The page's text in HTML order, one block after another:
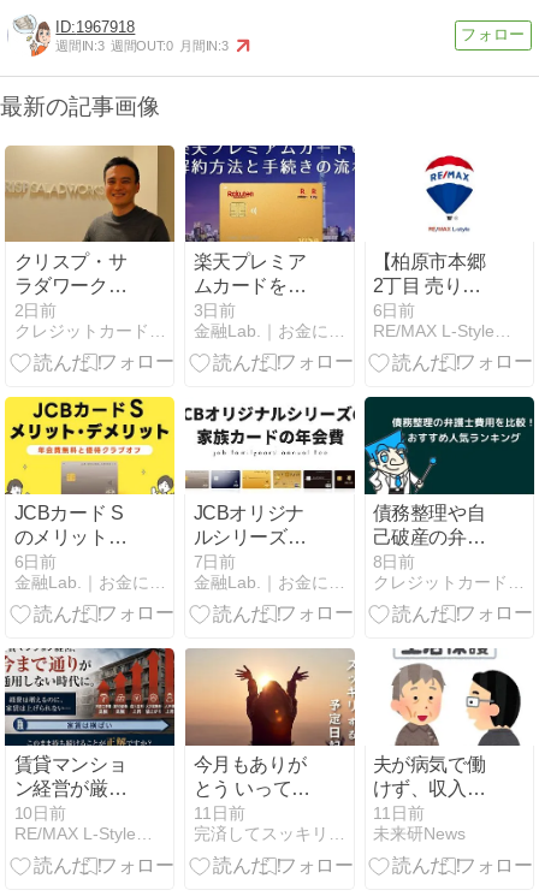
1967918
週間IN:3 週間OUT:0 月間IN:3
最新の記事画像
クリスプ・サ
ラダワークス
代表が語るキ
ャッシュレス
が生み出す価
2日前
クレジットカード・カードローン・債務整理のクレロン
楽天プレミア
ムカードを解
約 or ダウング
レードする方
法とタイミン
3日前
金融Lab.｜お金に関わる情報を分かりやすく配信するメディア
【柏原市本郷
2丁目 売り土
地決済】
6日前
RE/MAX L-StyleのBlog
JCBカード S
のメリット・
デメリット｜
年会費無料と
優待クラブオ
6日前
金融Lab.｜お金に関わる情報を分かりやすく配信するメディア
JCBオリジナ
ルシリーズの
家族カードの
年会費｜限度
額は要注意！
7日前
金融Lab.｜お金に関わる情報を分かりやすく配信するメディア
債務整理や自
己破産の弁護
士費用を比
較！おすすめ
人気ランキン
8日前
クレジットカード・カードローン・債務整理のクレロン
賃貸マンショ
ン経営が厳し
い時代へ｜家
賃は変わらな
いのに利益が
10日前
RE/MAX L-StyleのBlog
今月もありが
とう いってら
っしゃい
11日前
完済してスッキリする予定日記
夫が病気で働
けず、収入が
途絶えまし
た。生活保護
は「最後の手
11日前
未来研News